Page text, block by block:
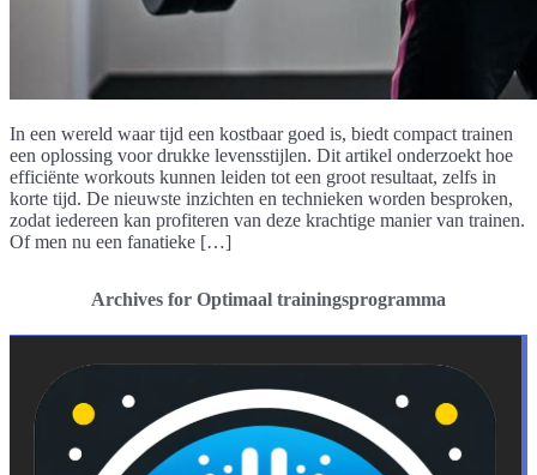
In een wereld waar tijd een kostbaar goed is, biedt compact trainen
een oplossing voor drukke levensstijlen. Dit artikel onderzoekt hoe
efficiënte workouts kunnen leiden tot een groot resultaat, zelfs in
korte tijd. De nieuwste inzichten en technieken worden besproken,
zodat iedereen kan profiteren van deze krachtige manier van trainen.
Of men nu een fanatieke […]
Archives for Optimaal trainingsprogramma